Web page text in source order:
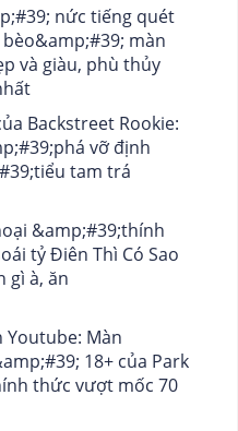
nức tiếng quét
màn
và giàu, phù thủy
Backstreet Rookie:
vỡ định
tam trá
&amp;#39;thính
tỷ Điên Thì Có Sao
gì à, ăn
Màn
18+ của Park
thức vượt mốc 70